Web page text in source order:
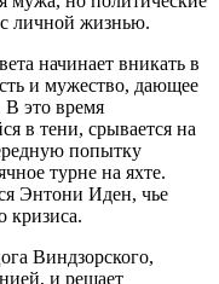
личной жизнью.
начинает вникать в
и мужество, дающее
В это время
в тени, срывается на
попытку
турне на яхте.
Энтони Иден, чье
кризиса.
Виндзорского,
и решает